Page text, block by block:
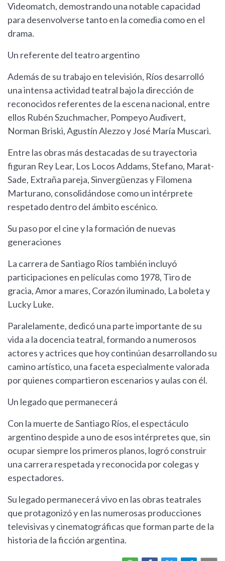
Videomatch, demostrando una notable capacidad
para desenvolverse tanto en la comedia como en el
drama.
Un referente del teatro argentino
Además de su trabajo en televisión, Ríos desarrolló
una intensa actividad teatral bajo la dirección de
reconocidos referentes de la escena nacional, entre
ellos Rubén Szuchmacher, Pompeyo Audivert,
Norman Briski, Agustín Alezzo y José María Muscari.
Entre las obras más destacadas de su trayectoria
figuran Rey Lear, Los Locos Addams, Stefano, Marat-
Sade, Extraña pareja, Sinvergüenzas y Filomena
Marturano, consolidándose como un intérprete
respetado dentro del ámbito escénico.
Su paso por el cine y la formación de nuevas
generaciones
La carrera de Santiago Ríos también incluyó
participaciones en películas como 1978, Tiro de
gracia, Amor a mares, Corazón iluminado, La boleta y
Lucky Luke.
Paralelamente, dedicó una parte importante de su
vida a la docencia teatral, formando a numerosos
actores y actrices que hoy continúan desarrollando su
camino artístico, una faceta especialmente valorada
por quienes compartieron escenarios y aulas con él.
Un legado que permanecerá
Con la muerte de Santiago Ríos, el espectáculo
argentino despide a uno de esos intérpretes que, sin
ocupar siempre los primeros planos, logró construir
una carrera respetada y reconocida por colegas y
espectadores.
Su legado permanecerá vivo en las obras teatrales
que protagonizó y en las numerosas producciones
televisivas y cinematográficas que forman parte de la
historia de la ficción argentina.